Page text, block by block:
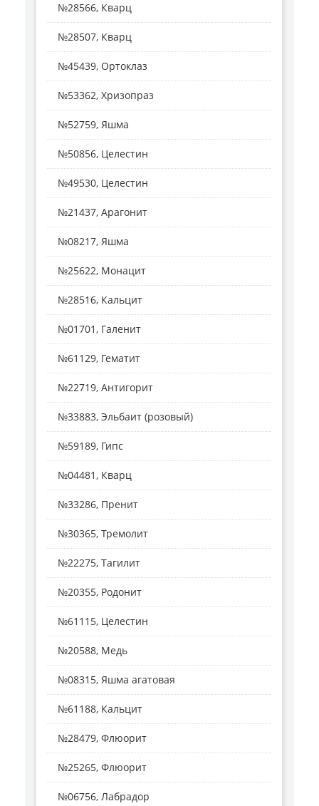
№28566, Кварц
№28507, Кварц
№45439, Ортоклаз
№53362, Хризопраз
№52759, Яшма
№50856, Целестин
№49530, Целестин
№21437, Арагонит
№08217, Яшма
№25622, Монацит
№28516, Кальцит
№01701, Галенит
№61129, Гематит
№22719, Антигорит
№33883, Эльбаит (розовый)
№59189, Гипс
№04481, Кварц
№33286, Пренит
№30365, Тремолит
№22275, Тагилит
№20355, Родонит
№61115, Целестин
№20588, Медь
№08315, Яшма агатовая
№61188, Кальцит
№28479, Флюорит
№25265, Флюорит
№06756, Лабрадор